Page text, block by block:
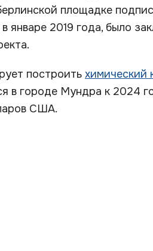
площадке
январе 2019 года, было
построить химический
в городе Мундра к 2024
США.